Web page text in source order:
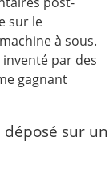
sur le
à sous.
par des
gagnant
sur un